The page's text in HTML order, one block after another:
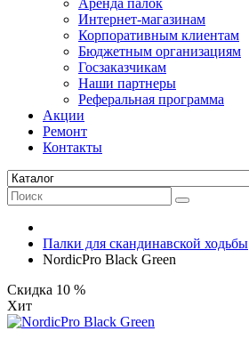
Аренда палок
Интернет-магазинам
Корпоративным клиентам
Бюджетным организациям
Госзаказчикам
Наши партнеры
Реферальная программа
Акции
Ремонт
Контакты
Палки для скандинавской ходьбы
NordicPro Black Green
Скидка 10 %
Хит